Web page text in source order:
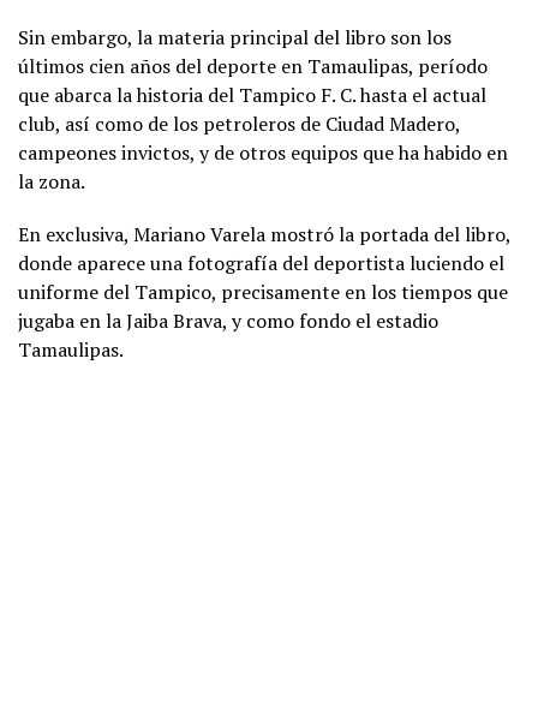
Sin embargo, la materia principal del libro son los
últimos cien años del deporte en Tamaulipas, período
que abarca la historia del Tampico F. C. hasta el actual
club, así como de los petroleros de Ciudad Madero,
campeones invictos, y de otros equipos que ha habido en
la zona.
En exclusiva, Mariano Varela mostró la portada del libro,
donde aparece una fotografía del deportista luciendo el
uniforme del Tampico, precisamente en los tiempos que
jugaba en la Jaiba Brava, y como fondo el estadio
Tamaulipas.